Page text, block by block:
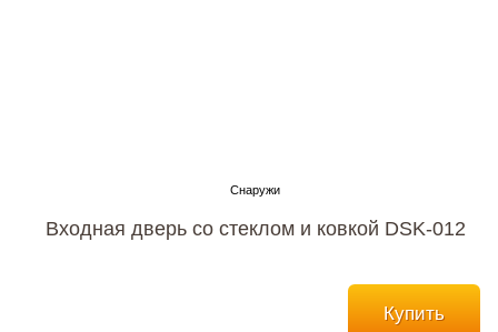
Входная дверь со стеклом и ковкой DSK-012
Купить